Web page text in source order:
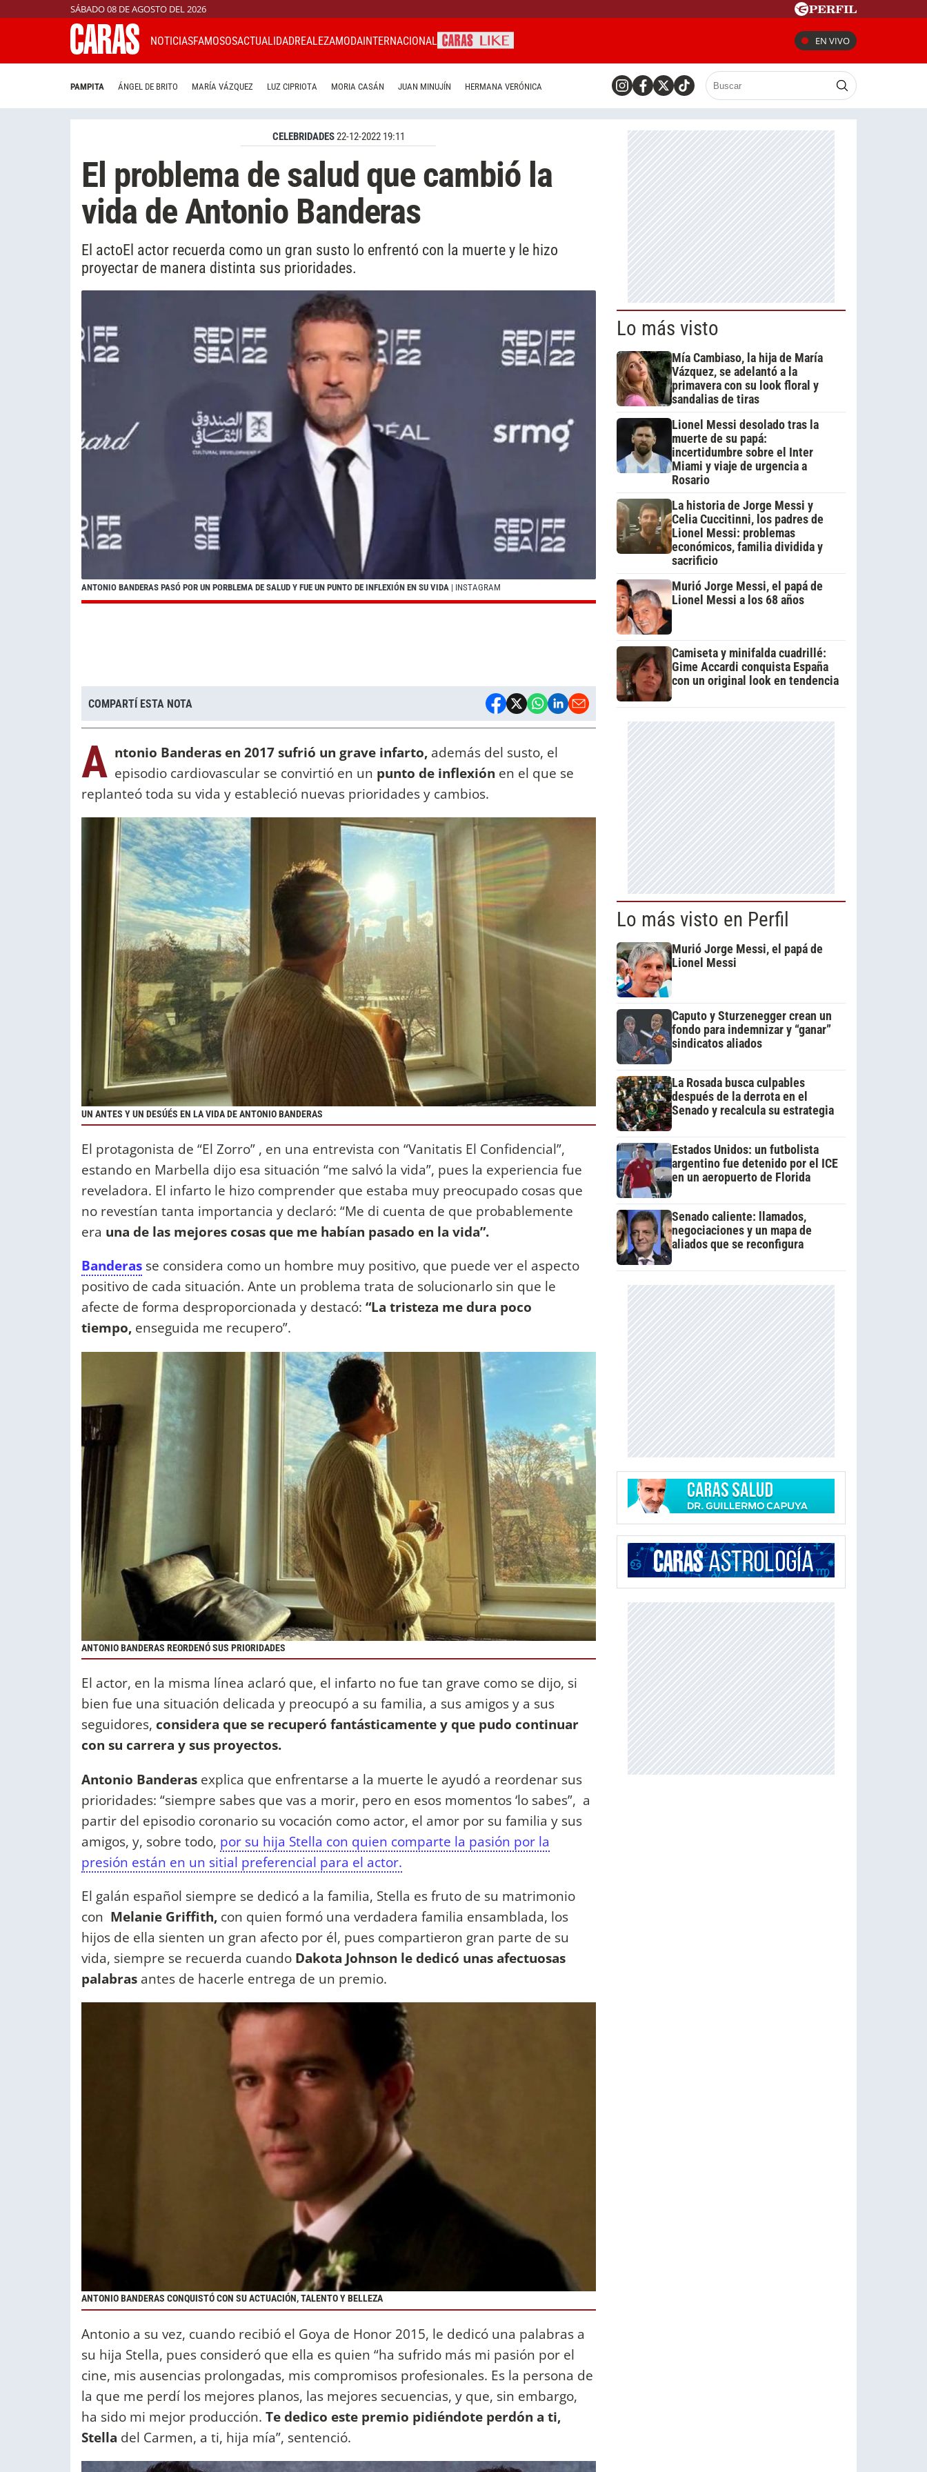
SÁBADO 08 DE AGOSTO DEL 2026
NOTICIASFAMOSOSACTUALIDADREALEZAMODAINTERNACIONAL EN VIVO
PAMPITA ÁNGEL DE BRITO MARÍA VÁZQUEZ LUZ CIPRIOTA MORIA CASÁN JUAN MINUJÍN HERMANA VERÓNICA
CELEBRIDADES22-12-2022 19:11
El problema de salud que cambió la
vida de Antonio Banderas
El actoEl actor recuerda como un gran susto lo enfrentó con la muerte y le hizo
proyectar de manera distinta sus prioridades.
ANTONIO BANDERAS PASÓ POR UN PORBLEMA DE SALUD Y FUE UN PUNTO DE INFLEXIÓN EN SU VIDA | INSTAGRAM
COMPARTÍ ESTA NOTA
A ntonio Banderas en 2017 sufrió un grave infarto, además del susto, el
episodio cardiovascular se convirtió en un punto de inflexión en el que se
replanteó toda su vida y estableció nuevas prioridades y cambios.
UN ANTES Y UN DESÚÉS EN LA VIDA DE ANTONIO BANDERAS
El protagonista de “El Zorro” , en una entrevista con “Vanitatis El Confidencial”,
estando en Marbella dijo esa situación “me salvó la vida”, pues la experiencia fue
reveladora. El infarto le hizo comprender que estaba muy preocupado cosas que
no revestían tanta importancia y declaró: “Me di cuenta de que probablemente
era una de las mejores cosas que me habían pasado en la vida”.
Banderas se considera como un hombre muy positivo, que puede ver el aspecto
positivo de cada situación. Ante un problema trata de solucionarlo sin que le
afecte de forma desproporcionada y destacó: “La tristeza me dura poco
tiempo, enseguida me recupero”.
ANTONIO BANDERAS REORDENÓ SUS PRIORIDADES
El actor, en la misma línea aclaró que, el infarto no fue tan grave como se dijo, si
bien fue una situación delicada y preocupó a su familia, a sus amigos y a sus
seguidores, considera que se recuperó fantásticamente y que pudo continuar
con su carrera y sus proyectos.
Antonio Banderas explica que enfrentarse a la muerte le ayudó a reordenar sus
prioridades: “siempre sabes que vas a morir, pero en esos momentos ‘lo sabes”, a
partir del episodio coronario su vocación como actor, el amor por su familia y sus
amigos, y, sobre todo, por su hija Stella con quien comparte la pasión por la
presión están en un sitial preferencial para el actor.
El galán español siempre se dedicó a la familia, Stella es fruto de su matrimonio
con Melanie Griffith, con quien formó una verdadera familia ensamblada, los
hijos de ella sienten un gran afecto por él, pues compartieron gran parte de su
vida, siempre se recuerda cuando Dakota Johnson le dedicó unas afectuosas
palabras antes de hacerle entrega de un premio.
ANTONIO BANDERAS CONQUISTÓ CON SU ACTUACIÓN, TALENTO Y BELLEZA
Antonio a su vez, cuando recibió el Goya de Honor 2015, le dedicó una palabras a
su hija Stella, pues consideró que ella es quien “ha sufrido más mi pasión por el
cine, mis ausencias prolongadas, mis compromisos profesionales. Es la persona de
la que me perdí los mejores planos, las mejores secuencias, y que, sin embargo,
ha sido mi mejor producción. Te dedico este premio pidiéndote perdón a ti,
Stella del Carmen, a ti, hija mía”, sentenció.
Lo más visto
Mía Cambiaso, la hija de María
Vázquez, se adelantó a la
primavera con su look floral y
sandalias de tiras
Lionel Messi desolado tras la
muerte de su papá:
incertidumbre sobre el Inter
Miami y viaje de urgencia a
Rosario
La historia de Jorge Messi y
Celia Cuccitinni, los padres de
Lionel Messi: problemas
económicos, familia dividida y
sacrificio
Murió Jorge Messi, el papá de
Lionel Messi a los 68 años
Camiseta y minifalda cuadrillé:
Gime Accardi conquista España
con un original look en tendencia
Lo más visto en Perfil
Murió Jorge Messi, el papá de
Lionel Messi
Caputo y Sturzenegger crean un
fondo para indemnizar y “ganar”
sindicatos aliados
La Rosada busca culpables
después de la derrota en el
Senado y recalcula su estrategia
Estados Unidos: un futbolista
argentino fue detenido por el ICE
en un aeropuerto de Florida
Senado caliente: llamados,
negociaciones y un mapa de
aliados que se reconfigura